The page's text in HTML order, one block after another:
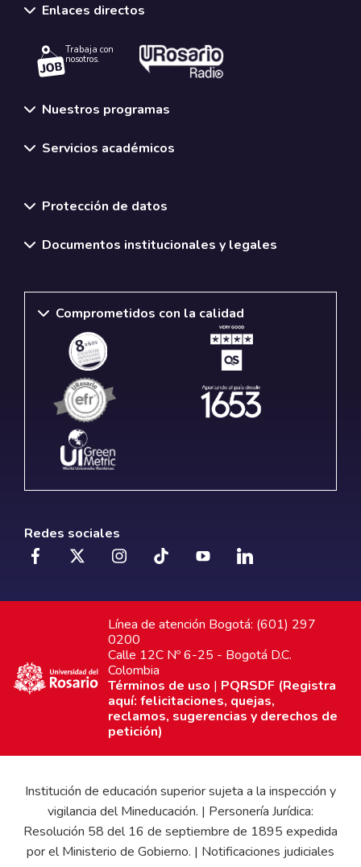
Enlaces directos
Trabaja con
nosotros.
Nuestros programas
Servicios académicos
Protección de datos
Documentos institucionales y legales
Comprometidos con la calidad
Redes sociales
Línea de atención Bogotá: (601) 297
0200
Calle 12C Nº 6-25 - Bogotá D.C.
Colombia
Términos de uso | PQRSDF (Registra
aquí: felicitaciones, quejas,
reclamos, sugerencias y derechos de
petición)
Institución de educación superior sujeta a la inspección y
vigilancia del Mineducación. | Personería Jurídica:
Resolución 58 del 16 de septiembre de 1895 expedida
por el Ministerio de Gobierno. | Notificaciones judiciales